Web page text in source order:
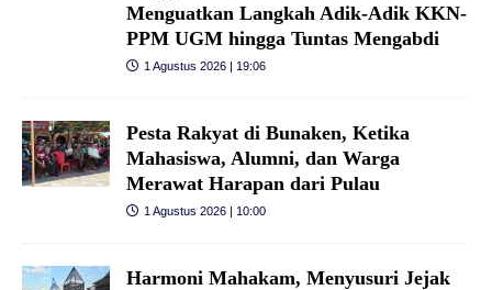
Menguatkan Langkah Adik-Adik KKN-
PPM UGM hingga Tuntas Mengabdi
1 Agustus 2026 | 19:06
Pesta Rakyat di Bunaken, Ketika
Mahasiswa, Alumni, dan Warga
Merawat Harapan dari Pulau
1 Agustus 2026 | 10:00
Harmoni Mahakam, Menyusuri Jejak